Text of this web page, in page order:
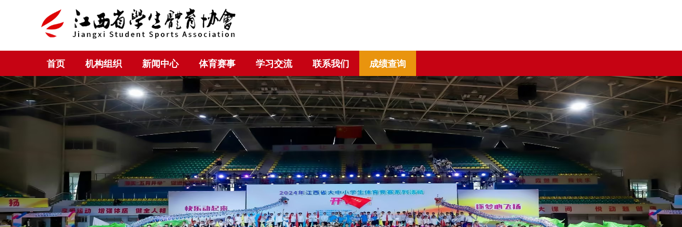
首页 机构组织 新闻中心 体育赛事 学习交流 联系我们 成绩查询